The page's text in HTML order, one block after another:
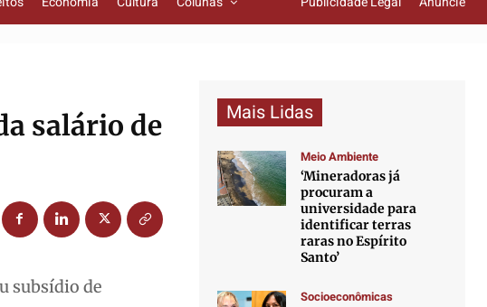
salário de
subsídio de
Mais Lidas
Meio Ambiente
‘Mineradoras já
procuram a
universidade para
identificar terras
raras no Espírito
Santo’
Socioeconômicas